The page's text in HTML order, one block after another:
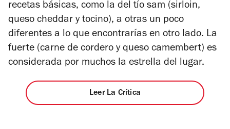
recetas básicas, como la del tío sam (sirloin,
queso cheddar y tocino), a otras un poco
diferentes a lo que encontrarías en otro lado. La
fuerte (carne de cordero y queso camembert) es
considerada por muchos la estrella del lugar.
Leer La Crítica